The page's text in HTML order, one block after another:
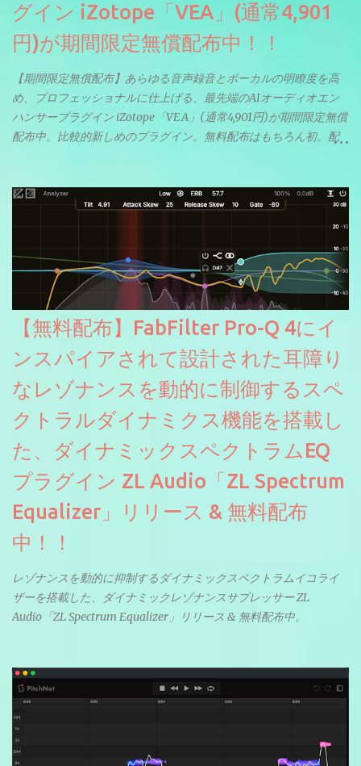
グイン iZotope「VEA」(通常4,901
円)が期間限定無償配布中！！
【期間限定無償配布】あらゆる音声録音とボーカルの明瞭度を高
め、プロフェッショナルに仕上げる、最先端のAIオーディオエン
ハンサープラグイン iZotope「VEA」(通常4,901円)が期間限定無償
配布中。比較的新しめのプラグイン。無料配布はもちろん初。配
【無料配布】FabFilter Pro-Q 4にイ
ンスパイアされて設計された耳障り
なレゾナンスを動的に制御するスペ
クトラルダイナミクス機能を搭載し
た、ダイナミックスペクトラムEQ
プラグイン ZL Audio「ZL Spectrum
Equalizer」リリース & 無料配布
中！！
レゾナンスを動的に抑制するダイナミックスペクトラムイコライ
ザーを搭載した、ダイナミックレゾナンスサプレッサー ZL
Audio「ZL Spectrum Equalizer」リリース & 無料配布中。